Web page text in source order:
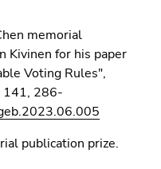
memorial
Kivinen for his paper
Voting Rules",
141, 286-
publication prize.